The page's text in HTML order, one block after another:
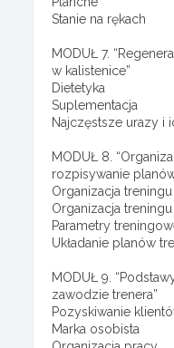
Stanie na rękach
MODUŁ 7.
w kalistenice”
Dietetyka
Suplementacja
Najczęstsze urazy i
MODUŁ 8.
rozpisywanie
Organizacja
Organizacja
Parametry
Układanie planów
MODUŁ 9.
zawodzie trenera”
Pozyskiwanie
Marka osobista